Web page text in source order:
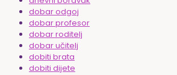
dobar odgoj
dobar profesor
dobar roditelj
dobar učitelj
dobiti brata
dobiti dijete